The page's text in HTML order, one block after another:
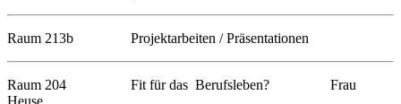
Raum 213b Projektarbeiten / Präsentationen
Raum 204 Fit für das Berufsleben? Frau
Heuse